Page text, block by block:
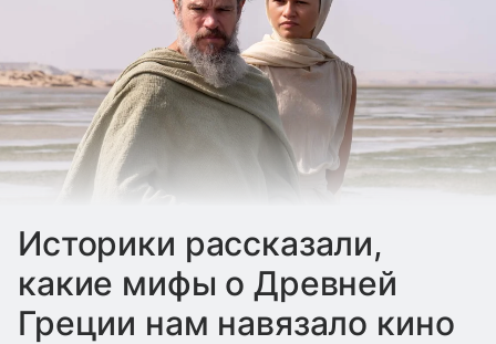
Историки рассказали,
какие мифы о Древней
Греции нам навязало кино